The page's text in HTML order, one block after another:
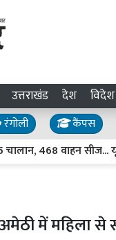
उत्तराखंड देश विदेश
रंगोली कैंपस
468 वाहन सीज...
में महिला से